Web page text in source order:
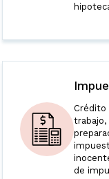
trabajo,
de